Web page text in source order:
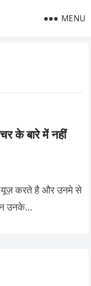
MENU
के बारे में नहीं
यूज़ करते है और उनमे से
उनके…